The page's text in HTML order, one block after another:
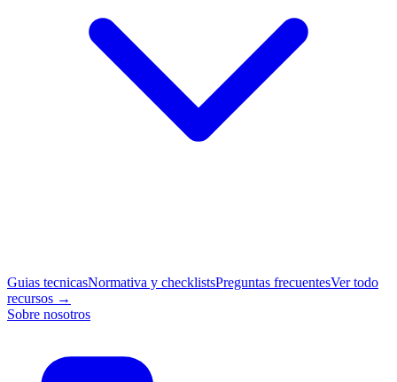
Guias tecnicasNormativa y checklistsPreguntas frecuentesVer todo
recursos →
Sobre nosotros